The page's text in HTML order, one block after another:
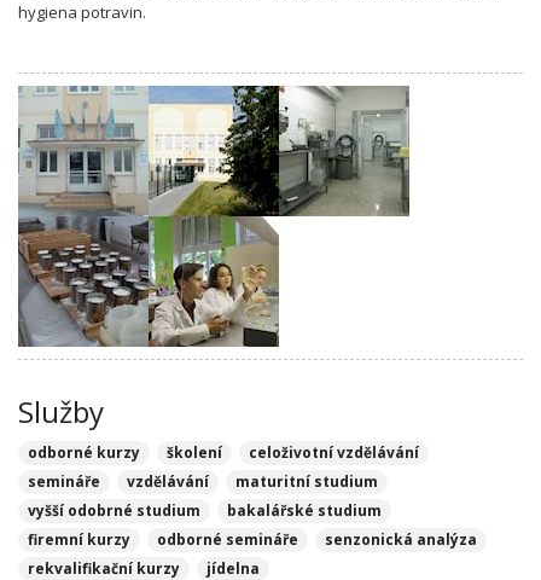
hygiena potravin.
Služby
odborné kurzy školení
celoživotní vzdělávání
semináře
vzdělávání
maturitní studium
vyšší odobrné studium
bakalářské studium
firemní kurzy
odborné semináře
senzonická analýza
rekvalifikační kurzy
jídelna